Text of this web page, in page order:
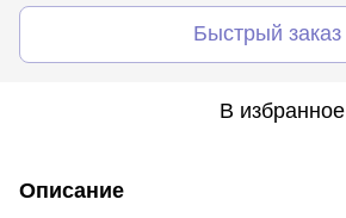
Быстрый заказ
В избранное
Описание